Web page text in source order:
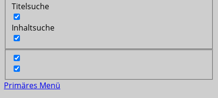
Titelsuche
Inhaltsuche
Primäres Menü